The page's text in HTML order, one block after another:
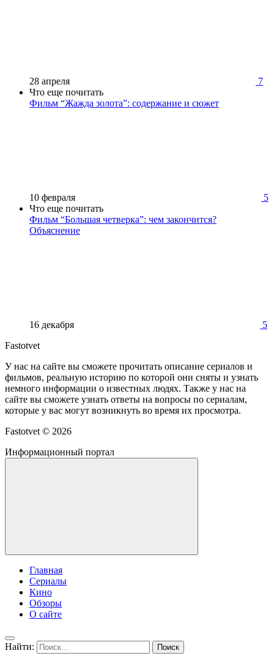
28 апреля
7
Что еще почитать
Фильм “Жажда золота”: содержание и сюжет
10 февраля
5
Что еще почитать
Фильм “Большая четверка”: чем закончится?
Объяснение
16 декабря
5
Fastotvet
У нас на сайте вы сможете прочитать описание сериалов и
фильмов, реальную историю по которой они сняты и узнать
немного информации о известных людях. Также у нас на
сайте вы сможете узнать ответы на вопросы по сериалам,
которые у вас могут возникнуть во время их просмотра.
Fastotvet © 2026
Информационный портал
Главная
Сериалы
Кино
Обзоры
О сайте
Найти: